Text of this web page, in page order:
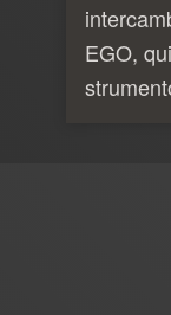
EGO,